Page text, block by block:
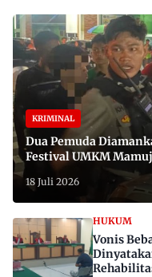
KRIMINAL
Dua Pemuda
Festival UMKM
18 Juli 2026
HUKUM
Vonis